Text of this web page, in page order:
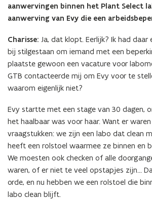
aanwervingen binnen het Plant Select
aanwerving van Evy die een
Charisse: Ja, dat klopt. Eerlijk? Ik had daar
bij stilgestaan om iemand met een
plaatste gewoon een vacature voor
GTB contacteerde mij om Evy voor te
waarom eigenlijk niet?
Evy startte met een stage van 30 dagen,
het haalbaar was voor haar. Want er
vraagstukken: we zijn een labo dat clean
heeft een rolstoel waarmee ze binnen en
We moesten ook checken of alle
waren, of er niet te veel opstapjes zijn…
orde, en nu hebben we een rolstoel die
labo clean blijft.